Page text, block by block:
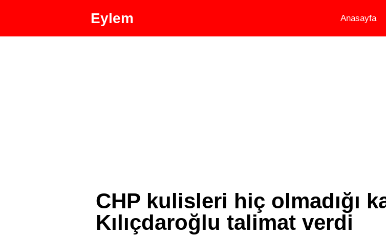
Eylem Anasayfa
CHP kulisleri hiç olmadığı
Kılıçdaroğlu talimat verdi